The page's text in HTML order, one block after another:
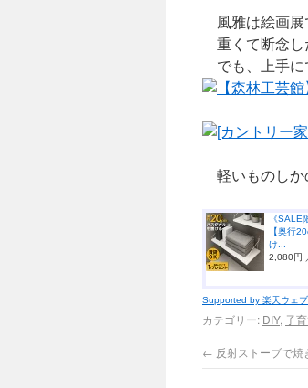
風雅は絵画展
重くて断念し
でも、上手に
【森林工芸
[カントリー
軽いものしか
《SALE
【奥行
け...
2,080円
Supported by 楽天ウェブ
カテゴリー: DIY, 子
← 反射ストーブで焼